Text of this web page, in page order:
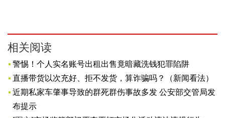
相关阅读
警惕！个人实名账号出租出售竟暗藏洗钱犯罪陷阱
直播带货以次充好、拒不发货，算诈骗吗？（新闻看法）
近期私家车肇事导致的群死群伤事故多发 公安部交管局发
布提示